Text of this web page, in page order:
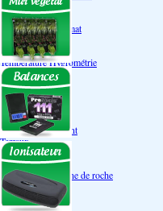
Filtre anti-odeur
Diffusion CO²
Contrôleurs de climat
Silencieux
Gaines
Température Hygrométrie
Humidificateurs
Accessoires
Pots - Substrats
Soucoupe
Air Pots originaux
Promotion Discount
Terraux
Autres substrats
Fibre Coco
Billes d'argile- Laine de roche
Irrigation
Orchidées